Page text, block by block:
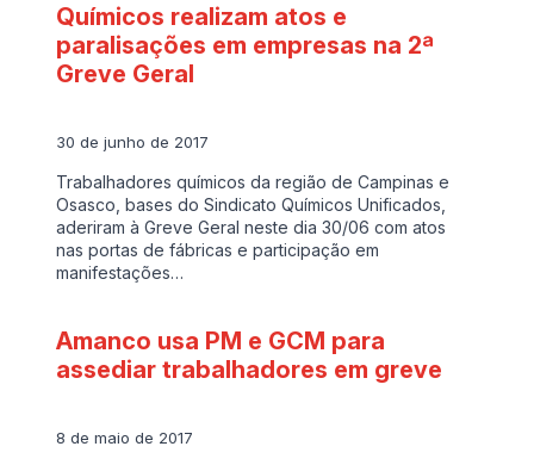
Químicos realizam atos e
paralisações em empresas na 2ª
Greve Geral
30 de junho de 2017
Trabalhadores químicos da região de Campinas e
Osasco, bases do Sindicato Químicos Unificados,
aderiram à Greve Geral neste dia 30/06 com atos
nas portas de fábricas e participação em
manifestações…
Amanco usa PM e GCM para
assediar trabalhadores em greve
8 de maio de 2017